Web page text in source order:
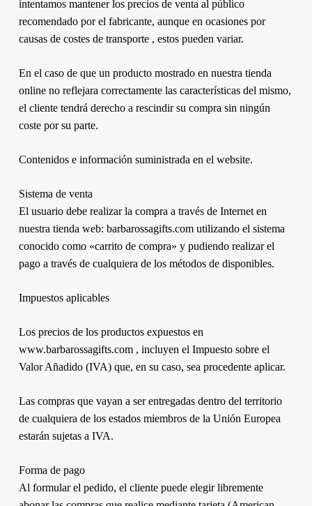
intentamos mantener los precios de venta al público
recomendado por el fabricante, aunque en ocasiones por
causas de costes de transporte , estos pueden variar.
En el caso de que un producto mostrado en nuestra tienda
online no reflejara correctamente las características del mismo,
el cliente tendrá derecho a rescindir su compra sin ningún
coste por su parte.
Contenidos e información suministrada en el website.
Sistema de venta
El usuario debe realizar la compra a través de Internet en
nuestra tienda web: barbarossagifts.com utilizando el sistema
conocido como «carrito de compra» y pudiendo realizar el
pago a través de cualquiera de los métodos de disponibles.
Impuestos aplicables
Los precios de los productos expuestos en
www.barbarossagifts.com , incluyen el Impuesto sobre el
Valor Añadido (IVA) que, en su caso, sea procedente aplicar.
Las compras que vayan a ser entregadas dentro del territorio
de cualquiera de los estados miembros de la Unión Europea
estarán sujetas a IVA.
Forma de pago
Al formular el pedido, el cliente puede elegir libremente